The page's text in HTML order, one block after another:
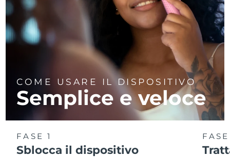
COME USARE IL DISPOSITIVO
Semplice e veloce
FASE 1
Sblocca il dispositivo